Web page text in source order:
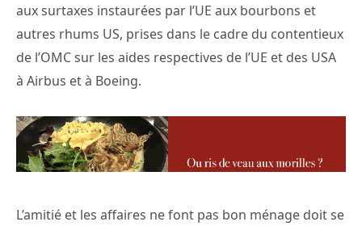
aux surtaxes instaurées par l’UE aux bourbons et
autres rhums US, prises dans le cadre du contentieux
de l’OMC sur les aides respectives de l’UE et des USA
à Airbus et à Boeing.
L’amitié et les affaires ne font pas bon ménage doit se